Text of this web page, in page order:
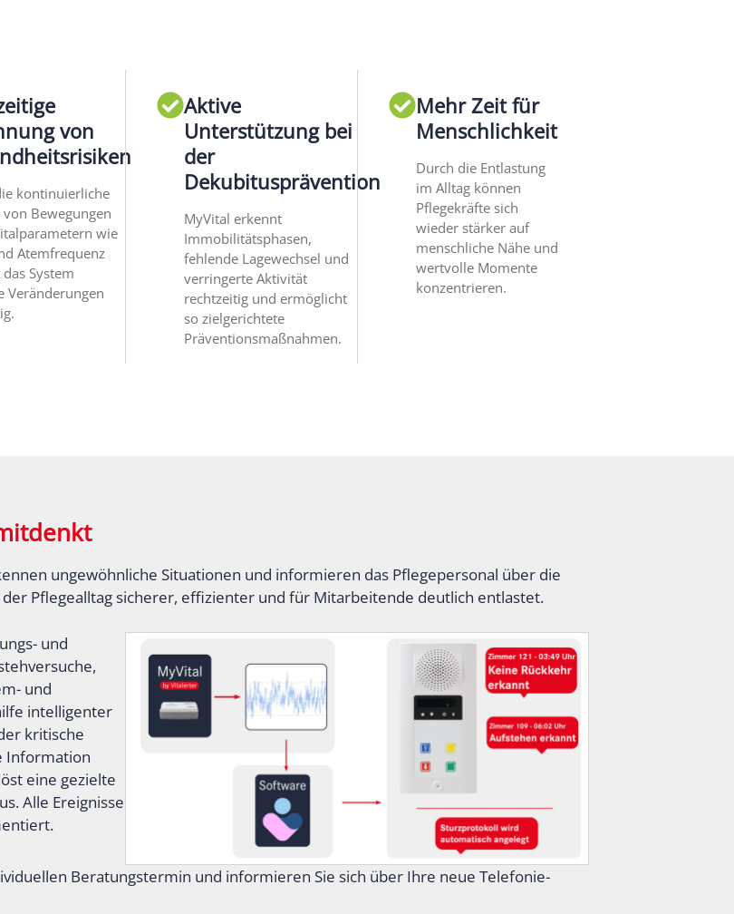
von
kontinuierliche
von Bewegungen
wie
Atemfrequenz
System
Veränderungen
Aktive
Unterstützung bei
der
Dekubitusprävention
MyVital erkennt
Immobilitätsphasen,
fehlende Lagewechsel und
verringerte Aktivität
rechtzeitig und ermöglicht
so zielgerichtete
Präventionsmaßnahmen.
Mehr Zeit für
Menschlichkeit
Durch die Entlastung
im Alltag können
Pflegekräfte sich
wieder stärker auf
menschliche Nähe und
wertvolle Momente
konzentrieren.
ungewöhnliche Situationen und informieren das Pflegepersonal über die
Pflegealltag sicherer, effizienter und für Mitarbeitende deutlich entlastet.
und
und
intelligenter
kritische
Information
eine gezielte
Alle Ereignisse
Beratungstermin und informieren Sie sich über Ihre neue Telefonie-